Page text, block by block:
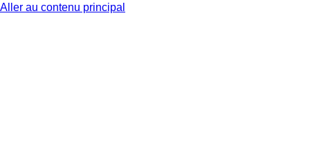
Aller au contenu principal